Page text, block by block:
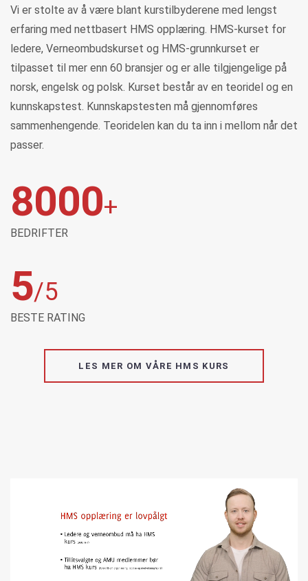
Vi er stolte av å være blant kurstilbyderene med lengst
erfaring med nettbasert HMS opplæring. HMS-kurset for
ledere, Verneombudskurset og HMS-grunnkurset er
tilpasset til mer enn 60 bransjer og er alle tilgjengelige på
norsk, engelsk og polsk. Kurset består av en teoridel og en
kunnskapstest. Kunnskapstesten må gjennomføres
sammenhengende. Teoridelen kan du ta inn i mellom når det
passer.
8000+
BEDRIFTER
5/5
BESTE RATING
LES MER OM VÅRE HMS KURS